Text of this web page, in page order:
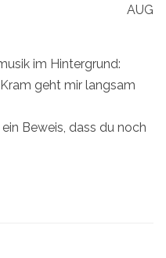
AUG
im Hintergrund:
geht mir langsam
Beweis, dass du noch